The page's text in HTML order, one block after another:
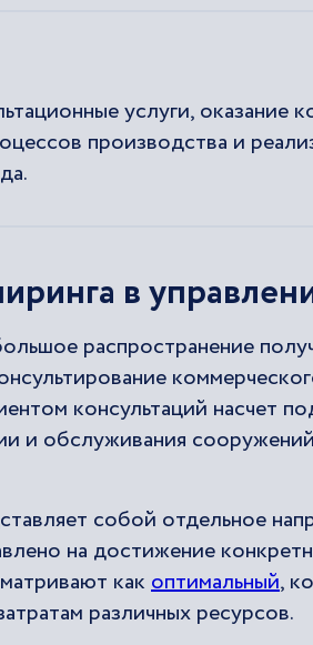
услуги, оказание
производства и
в
распространение
консультаций насчет
и обслуживания
собой отдельное
на достижение
как оптимальный,
различных ресурсов.